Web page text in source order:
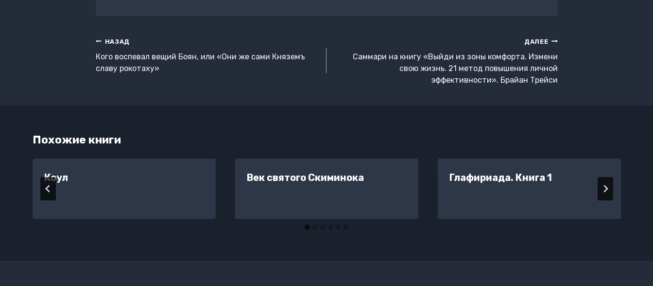
Навигация
по
записям
НАЗАД
Кого воспевал вещий Боян, или «Они же сами Княземъ
славу рокотаху»
ДАЛЕЕ
Саммари на книгу «Выйди из зоны комфорта. Измени
свою жизнь. 21 метод повышения личной
эффективности». Брайан Трейси
Похожие книги
Коул Век святого Скиминока Глафириада. Книга 1